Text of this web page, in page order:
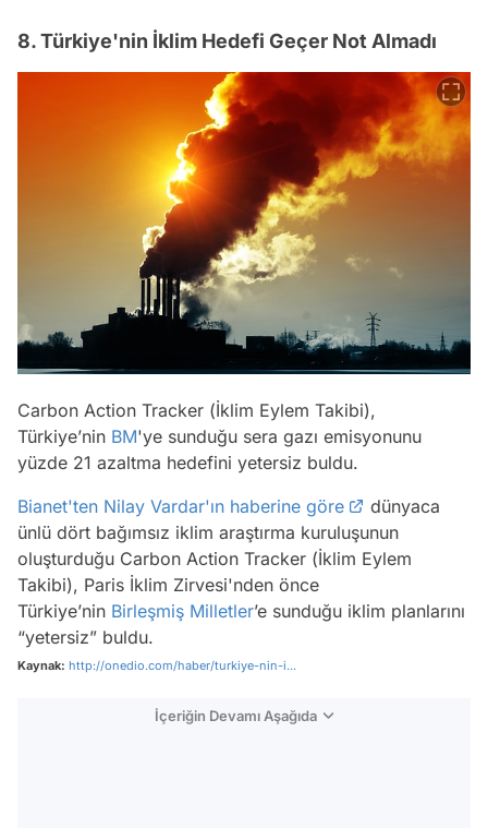
8. Türkiye'nin İklim Hedefi Geçer Not Almadı
Carbon Action Tracker (İklim Eylem Takibi),
Türkiye’nin BM'ye sunduğu sera gazı emisyonunu
yüzde 21 azaltma hedefini yetersiz buldu.
Bianet'ten Nilay Vardar'ın haberine göre
dünyaca
ünlü dört bağımsız iklim araştırma kuruluşunun
oluşturduğu Carbon Action Tracker (İklim Eylem
Takibi), Paris İklim Zirvesi'nden önce
Türkiye’nin Birleşmiş Milletler’e sunduğu iklim planlarını
“yetersiz” buldu.
Kaynak: http://onedio.com/haber/turkiye-nin-i...
İçeriğin Devamı Aşağıda